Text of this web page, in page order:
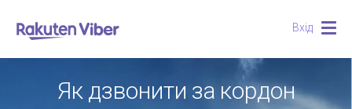
Вхід
Як дзвонити за кордон